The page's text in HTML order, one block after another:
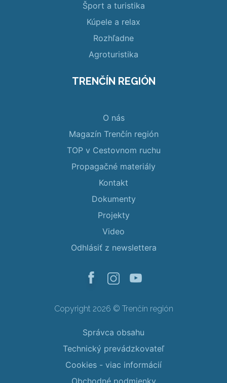
Šport a turistika
Kúpele a relax
Rozhľadne
Agroturistika
TRENČÍN REGIÓN
O nás
Magazín Trenčín región
TOP v Cestovnom ruchu
Propagačné materiály
Kontakt
Dokumenty
Projekty
Video
Odhlásiť z newslettera
Copyright 2026 © Trenčín región
Správca obsahu
Technický prevádzkovateľ
Cookies - viac informácií